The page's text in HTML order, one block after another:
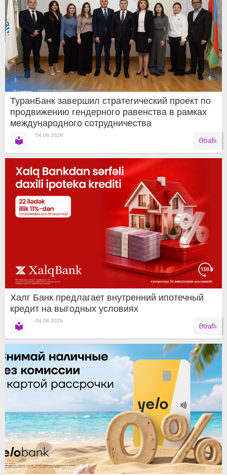
ТуранБанк завершил стратегический проект по
продвижению гендерного равенства в рамках
международного сотрудничества
04.08.2026
Ətraflı
Халг Банк предлагает внутренний ипотечный
кредит на выгодных условиях
04.08.2026
Ətraflı